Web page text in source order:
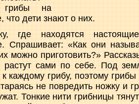
грибы на
что дети знают о них.
где нахо­дятся
Спрашивает: «Как они
можно приготовить?»
сами по себе. Под
каждому грибу, поэтому
не повредить ножку и
Тонкие нити грибницы